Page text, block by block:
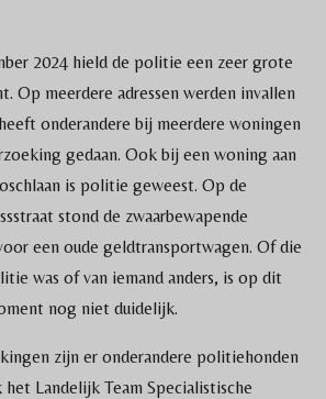
2024 hield de politie een zeer grote
Op meerdere adressen werden invallen
onderandere bij meerdere woningen
gedaan. Ook bij een woning aan
is politie geweest. Op de
stond de zwaarbewapende
een oude geldtransportwagen. Of die
was of van iemand anders, is op dit
nog niet duidelijk.
zijn er onderandere politiehonden
Landelijk Team Specialistische